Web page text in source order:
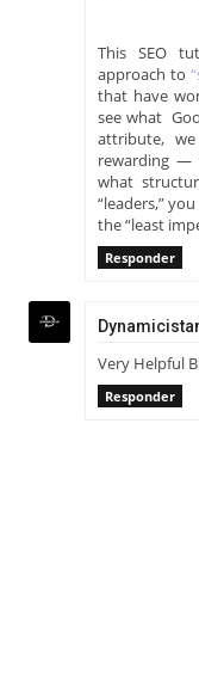
This SEO
approach to
that have
see what
attribute,
rewarding —
what
“leaders,”
the “least
Responder
Very Helpful
Responder